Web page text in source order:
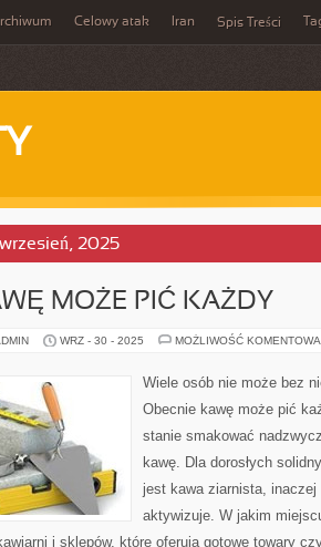
Celowy atak Iran Spis Treści
2025
MOŻE PIĆ KAŻDY
WRZ - 30 - 2025 MOŻLIWOŚĆ
Wiele osób nie może bez
Obecnie kawę może pić
stanie smakować
kawę. Dla dorosłych
jest kawa ziarnista,
aktywizuje. W jakim
i sklepów, które oferują gotowe towary